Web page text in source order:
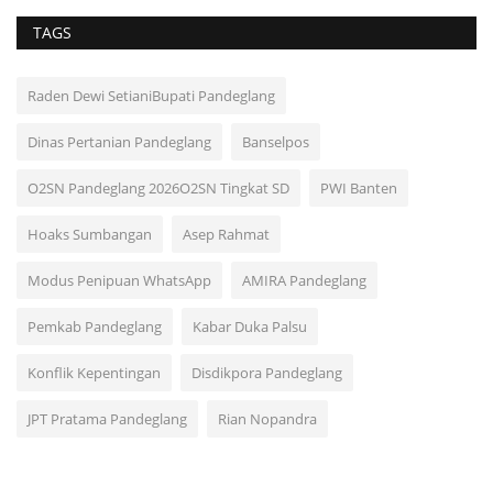
TAGS
Raden Dewi SetianiBupati Pandeglang
Dinas Pertanian Pandeglang Banselpos
O2SN Pandeglang 2026O2SN Tingkat SD PWI Banten
Hoaks Sumbangan Asep Rahmat
Modus Penipuan WhatsApp AMIRA Pandeglang
Pemkab Pandeglang Kabar Duka Palsu
Konflik Kepentingan Disdikpora Pandeglang
JPT Pratama Pandeglang Rian Nopandra